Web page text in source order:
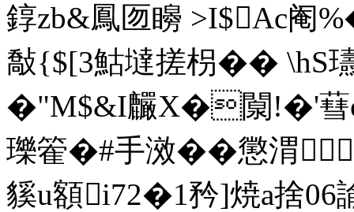
錞zb&鳳匢矈 >I$Ac阉
敽{$[3鮕墶搓枴��
�"M$&I麣X�闎!�'蔧
瓅篧�#手滧��懲渭
貕u額i72�1矜]焼a捨